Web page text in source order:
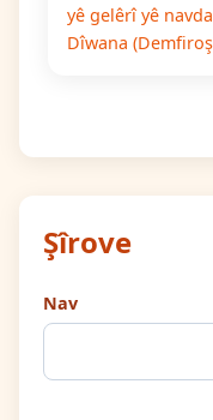
yê gelêrî yê
Dîwana
Şîrove
Nav